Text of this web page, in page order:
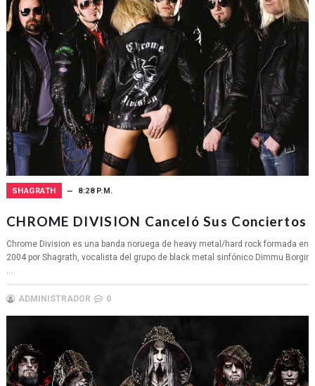
SHAGRATH 8:28 P.M.
CHROME DIVISION Canceló Sus Conciertos
Chrome Division es una banda noruega de heavy metal/hard rock formada en
2004 por Shagrath, vocalista del grupo de black metal sinfónico Dimmu Borgir
ADMINISTRADOR 0